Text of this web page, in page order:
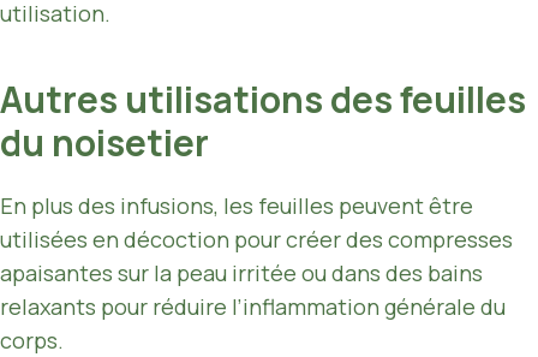
utilisation.
Autres utilisations des feuilles
du noisetier
En plus des infusions, les feuilles peuvent être
utilisées en décoction pour créer des compresses
apaisantes sur la peau irritée ou dans des bains
relaxants pour réduire l’inflammation générale du
corps.